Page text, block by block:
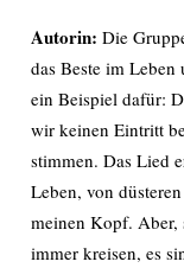
Autorin: Die
das Beste im
ein Beispiel dafür:
wir keinen Eintritt
stimmen. Das Lied
Leben, von
meinen Kopf. Aber,
immer kreisen, es